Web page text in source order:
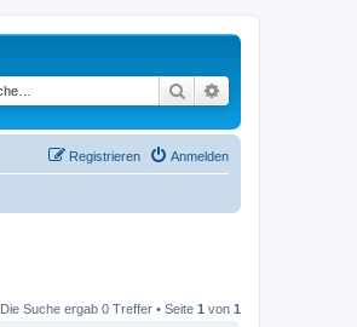
Suche
Anmelden
Registrieren
Die Suche ergab 0 Treffer • Seite 1 von 1